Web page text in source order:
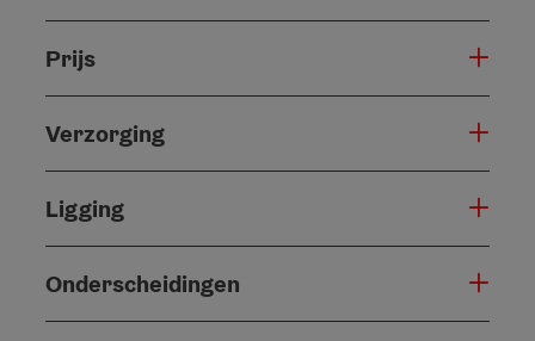
Prijs
Verzorging
Ligging
Onderscheidingen